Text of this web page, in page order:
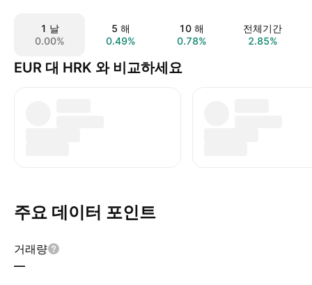
1 날
0.00%
5 해
0.49%
10 해
0.78%
전체기간
2.85%
EUR 대 HRK 와 비교하세요
주요 데이터 포인트
거래량
—